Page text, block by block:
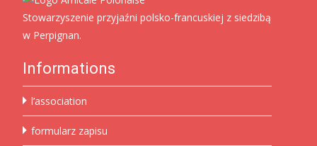
Stowarzyszenie przyjaźni polsko-francuskiej z siedzibą
w Perpignan.
Informations
l’association
formularz zapisu